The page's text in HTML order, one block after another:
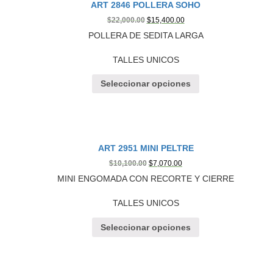
ART 2846 POLLERA SOHO
$22,000.00 $15,400.00
POLLERA DE SEDITA LARGA
TALLES UNICOS
Seleccionar opciones
ART 2951 MINI PELTRE
$10,100.00 $7,070.00
MINI ENGOMADA CON RECORTE Y CIERRE
TALLES UNICOS
Seleccionar opciones